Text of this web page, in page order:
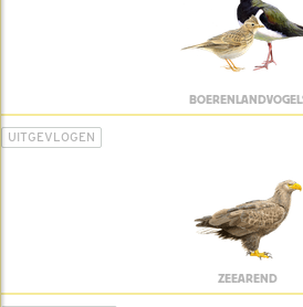
UITGEVLOGEN
ZEEAREND